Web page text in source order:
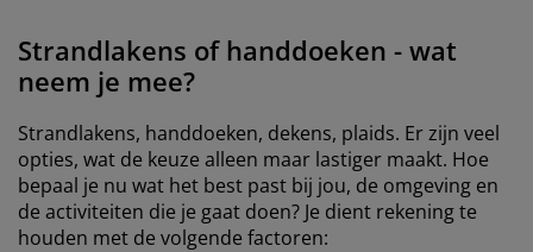
Strandlakens of handdoeken - wat
neem je mee?
Strandlakens, handdoeken, dekens, plaids. Er zijn veel
opties, wat de keuze alleen maar lastiger maakt. Hoe
bepaal je nu wat het best past bij jou, de omgeving en
de activiteiten die je gaat doen? Je dient rekening te
houden met de volgende factoren: